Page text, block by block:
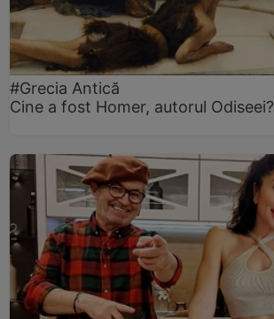
#Grecia Antică
Cine a fost Homer, autorul Odiseei?